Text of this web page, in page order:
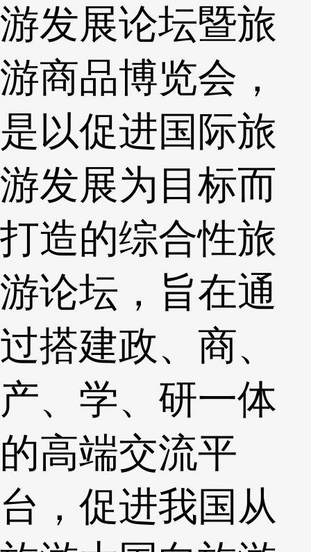
游发展论坛暨旅
游商品博览会，
是以促进国际旅
游发展为目标而
打造的综合性旅
游论坛，旨在通
过搭建政、商、
产、学、研一体
的高端交流平
台，促进我国从